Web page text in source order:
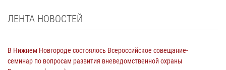
ЛЕНТА НОВОСТЕЙ
В Нижнем Новгороде состоялось Всероссийское совещание-
семинар по вопросам развития вневедомственной охраны